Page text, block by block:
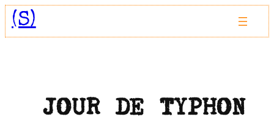
Aller
au(S)
JOUR DE TYPHON